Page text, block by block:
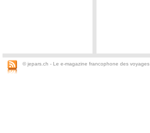
© jepars.ch - Le e-magazine francophone des voyages